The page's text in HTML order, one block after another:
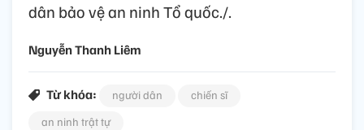
dân bảo vệ an ninh Tổ quốc./.
Nguyễn Thanh Liêm
Từ khóa: người dân
chiến sĩ
an ninh trật tự